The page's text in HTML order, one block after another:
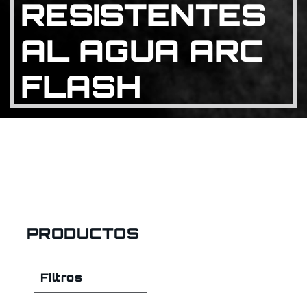
RESISTENTES
AL AGUA ARC
FLASH
PRODUCTOS
Filtros